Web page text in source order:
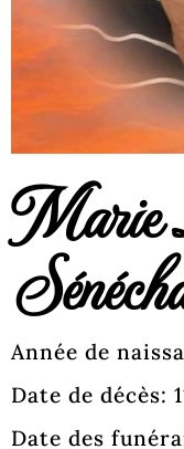
Marie
Année de
Date de décès:
Date des